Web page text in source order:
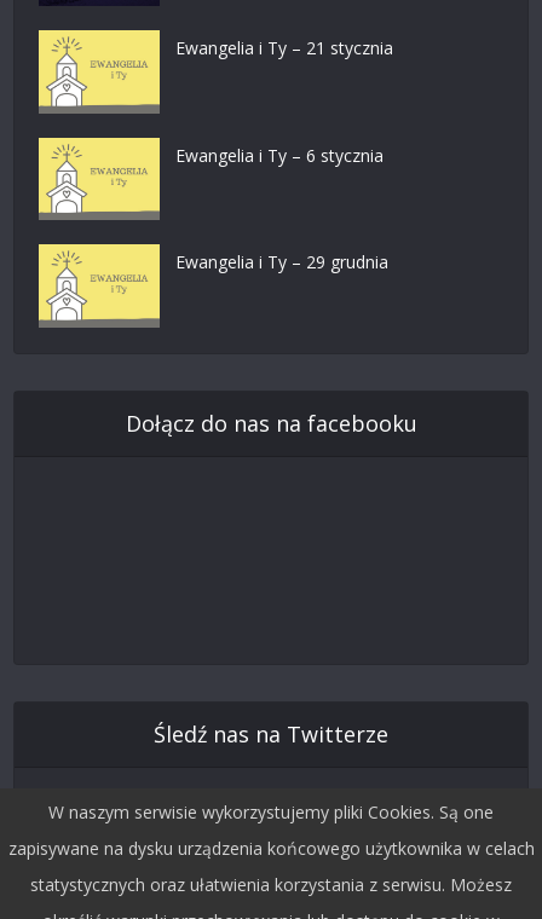
Ewangelia i Ty – 21 stycznia
Ewangelia i Ty – 6 stycznia
Ewangelia i Ty – 29 grudnia
Dołącz do nas na facebooku
Śledź nas na Twitterze
W naszym serwisie wykorzystujemy pliki Cookies. Są one
zapisywane na dysku urządzenia końcowego użytkownika w celach
statystycznych oraz ułatwienia korzystania z serwisu. Możesz